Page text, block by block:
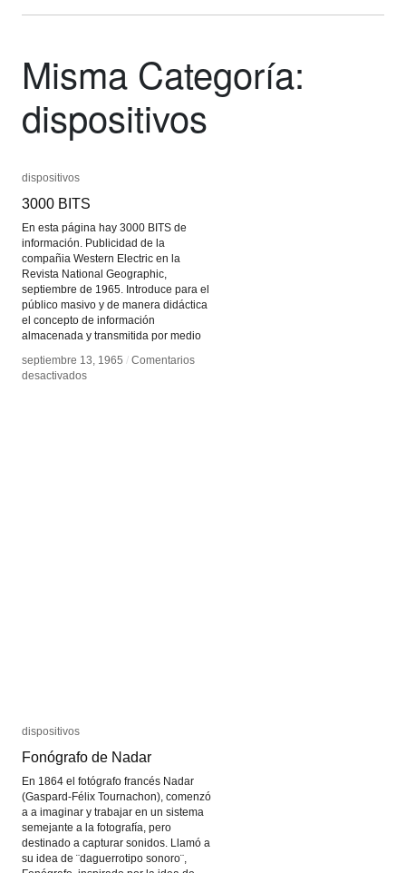
Misma Categoría:
dispositivos
dispositivos
3000 BITS
En esta página hay 3000 BITS de
información. Publicidad de la
compañia Western Electric en la
Revista National Geographic,
septiembre de 1965. Introduce para el
público masivo y de manera didáctica
el concepto de información
almacenada y transmitida por medio
septiembre 13, 1965 / Comentarios
desactivadosen
dispositivos
3000 BITS
septiembre 13, 1965 / Comentarios
desactivadosen
dispositivos
Fonógrafo de Nadar
En 1864 el fotógrafo francés Nadar
(Gaspard-Félix Tournachon), comenzó
a a imaginar y trabajar en un sistema
semejante a la fotografía, pero
destinado a capturar sonidos. Llamó a
su idea de ¨daguerrotipo sonoro¨,
dispositivos
Fonógrafo de Nadar